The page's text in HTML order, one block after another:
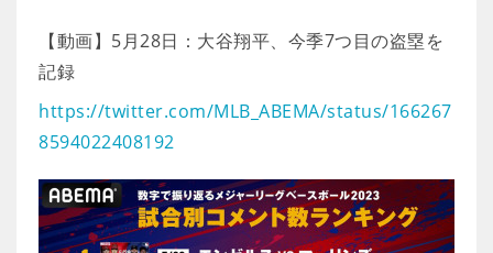
【動画】5月28日：大谷翔平、今季7つ目の盗塁を
記録
https://twitter.com/MLB_ABEMA/status/166267
8594022408192